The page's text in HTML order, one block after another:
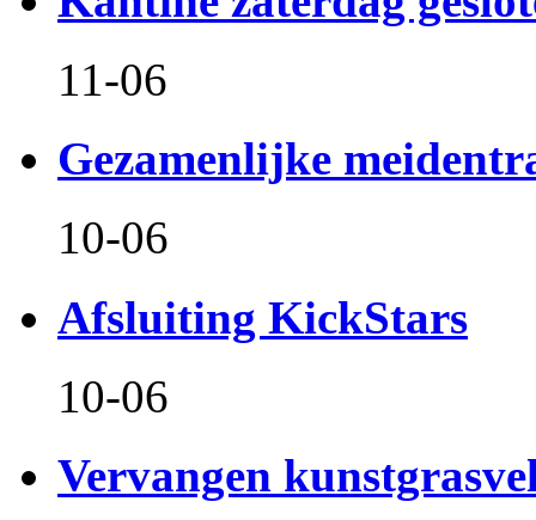
11-06
Gezamenlijke
10-06
Afsluiting KickStars
10-06
Vervangen